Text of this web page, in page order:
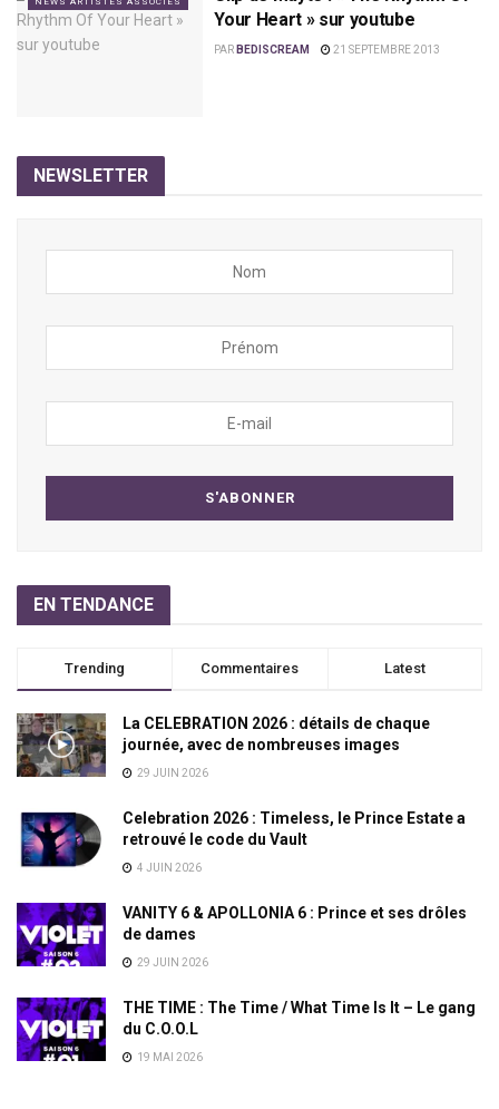
Your Heart » sur youtube
PAR BEDISCREAM 21 SEPTEMBRE 2013
NEWSLETTER
EN TENDANCE
Trending Commentaires Latest
La CELEBRATION 2026 : détails de chaque
journée, avec de nombreuses images
29 JUIN 2026
Celebration 2026 : Timeless, le Prince Estate a
retrouvé le code du Vault
4 JUIN 2026
VANITY 6 & APOLLONIA 6 : Prince et ses drôles
de dames
29 JUIN 2026
THE TIME : The Time / What Time Is It – Le gang
du C.O.O.L
19 MAI 2026